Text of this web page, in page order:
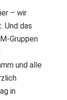
– wir
Und das
Gruppen
und alle
in